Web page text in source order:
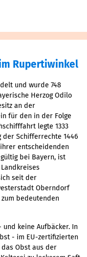
Rupertiwinkel
und wurde 748
Herzog Odilo
an der
für den in der Folge
legte 1333
der Schifferrechte 1446
entscheidenden
bei Bayern, ist
seit der
Oberndorf
bedeutenden
keine Aufbäcker. In
- im EU-zertifizierten
Obst aus der